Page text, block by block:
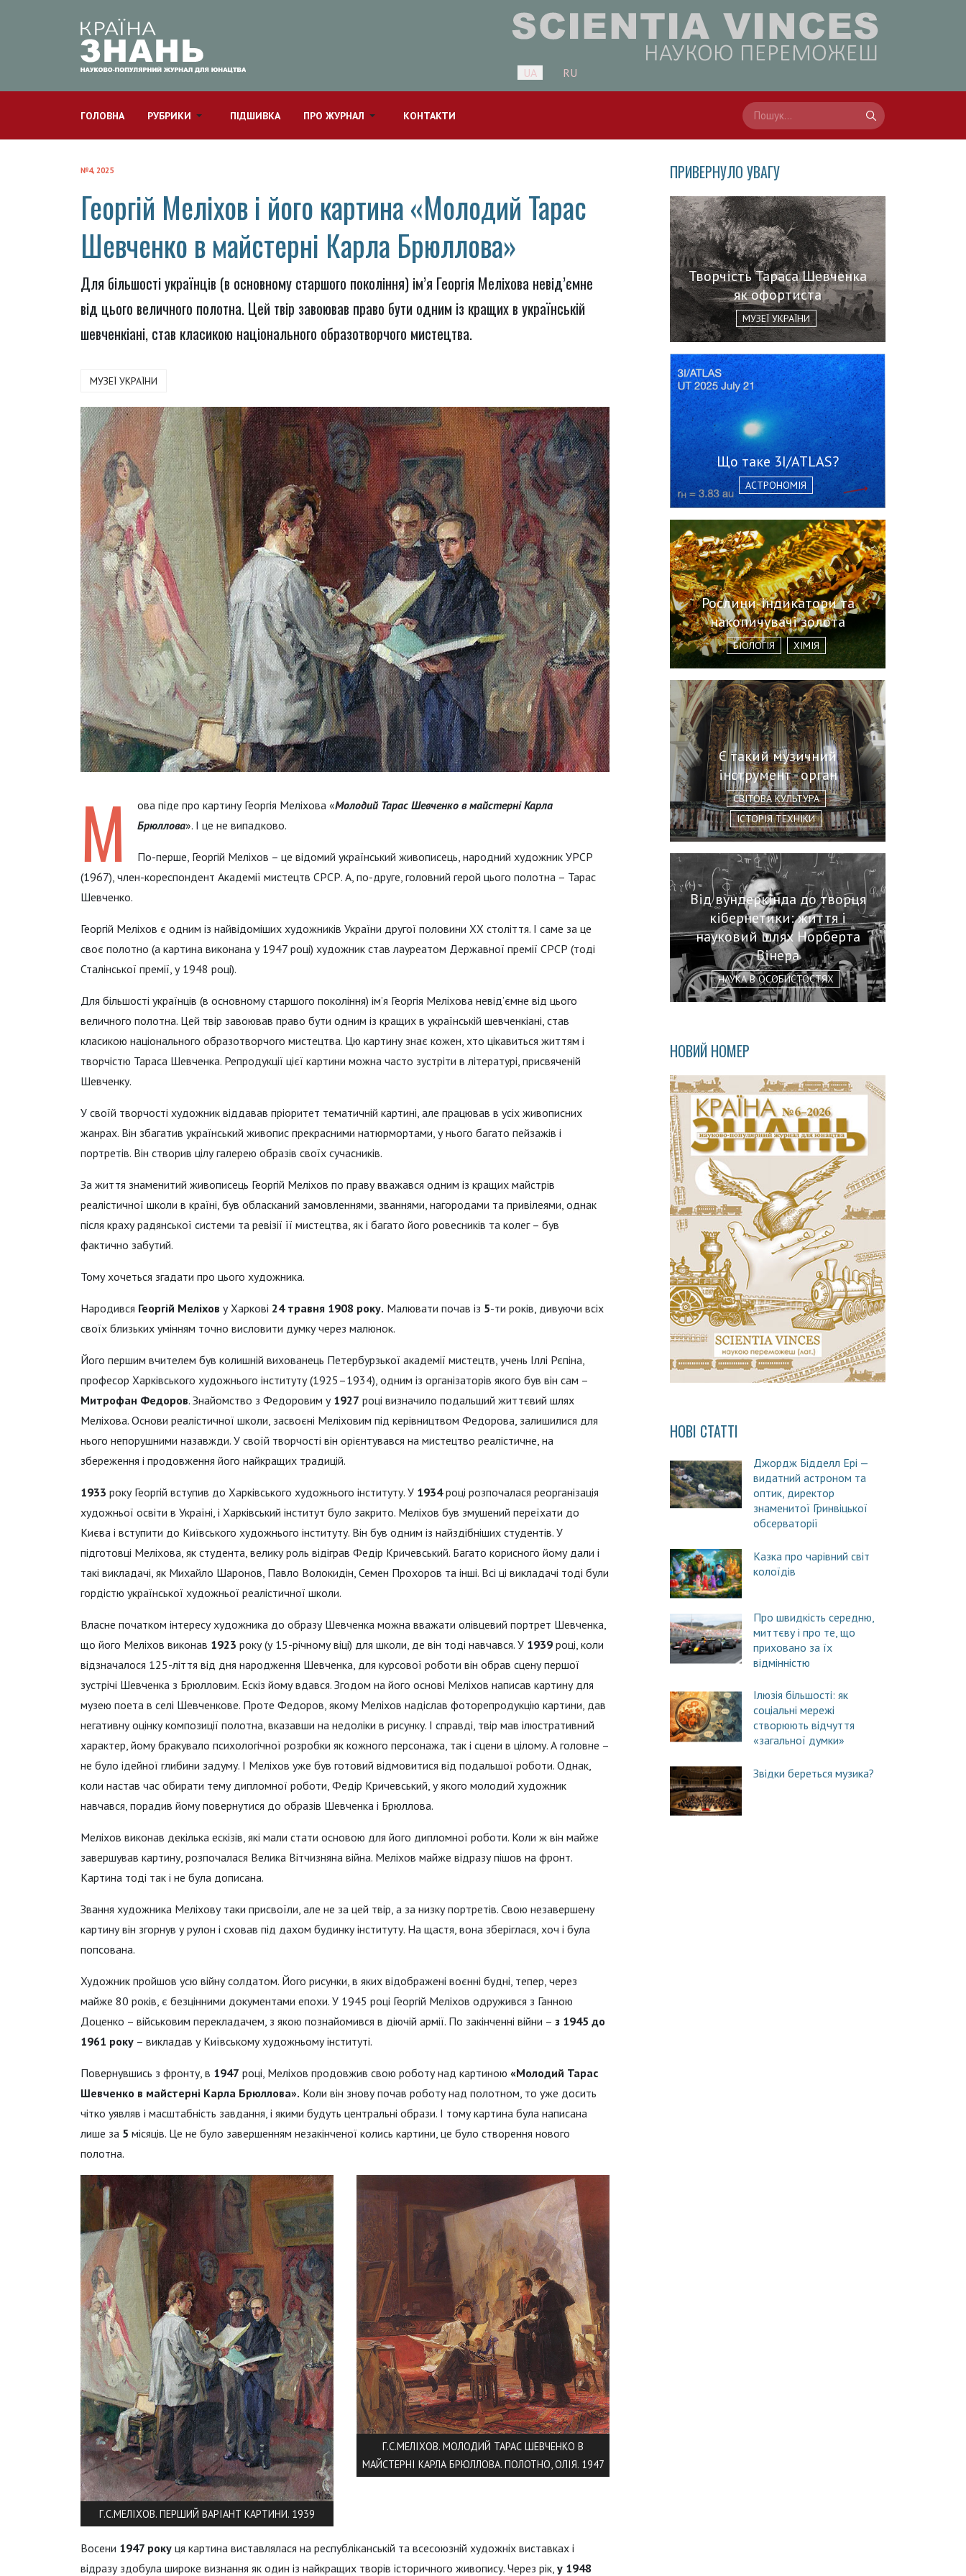
Оберіть свою мову
UA RU
ГОЛОВНА РУБРИКИ ПІДШИВКА ПРО ЖУРНАЛ КОНТАКТИ
№4, 2025
Георгій Меліхов і його картина «Молодий Тарас
Шевченко в майстерні Карла Брюллова»
Для більшості українців (в основному старшого покоління) ім’я Георгія Меліхова невід’ємне
від цього величного полотна. Цей твір завоював право бути одним із кращих в українській
шевченкіані, став класикою національного образотворчого мистецтва.
МУЗЕЇ УКРАЇНИ
М ова піде про картину Георгія Меліхова «Молодий Тарас Шевченко в майстерні Карла
Брюллова». І це не випадково.
По-перше, Георгій Меліхов – це відомий український живописець, народний художник УРСР
(1967), член-кореспондент Академії мистецтв СРСР. А, по-друге, головний герой цього полотна – Тарас
Шевченко.
Георгій Меліхов є одним із найвідоміших художників України другої половини ХХ століття. І саме за це
своє полотно (а картина виконана у 1947 році) художник став лауреатом Державної премії СРСР (тоді
Сталінської премії, у 1948 році).
Для більшості українців (в основному старшого покоління) ім’я Георгія Меліхова невід’ємне від цього
величного полотна. Цей твір завоював право бути одним із кращих в українській шевченкіані, став
класикою національного образотворчого мистецтва. Цю картину знає кожен, хто цікавиться життям і
творчістю Тараса Шевченка. Репродукції цієї картини можна часто зустріти в літературі, присвяченій
Шевченку.
У своїй творчості художник віддавав пріоритет тематичній картині, але працював в усіх живописних
жанрах. Він збагатив український живопис прекрасними натюрмортами, у нього багато пейзажів і
портретів. Він створив цілу галерею образів своїх сучасників.
За життя знаменитий живописець Георгій Меліхов по праву вважався одним із кращих майстрів
реалістичної школи в країні, був обласканий замовленнями, званнями, нагородами та привілеями, однак
після краху радянської системи та ревізії її мистецтва, як і багато його ровесників та колег – був
фактично забутий.
Тому хочеться згадати про цього художника.
Народився Георгій Меліхов у Харкові 24 травня 1908 року. Малювати почав із 5-ти років, дивуючи всіх
своїх близьких умінням точно висловити думку через малюнок.
Його першим вчителем був колишній вихованець Петербурзької академії мистецтв, учень Іллі Рєпіна,
професор Харківського художнього інституту (1925–1934), одним із організаторів якого був він сам –
Митрофан Федоров. Знайомство з Федоровим у 1927 році визначило подальший життєвий шлях
Меліхова. Основи реалістичної школи, засвоєні Меліховим під керівництвом Федорова, залишилися для
нього непорушними назавжди. У своїй творчості він орієнтувався на мистецтво реалістичне, на
збереження і продовження його найкращих традицій.
1933 року Георгій вступив до Харківського художнього інституту. У 1934році розпочалася реорганізація
художньої освіти в Україні, і Харківський інститут було закрито. Меліхов був змушений переїхати до
Києва і вступити до Київського художнього інституту. Він був одним із найздібніших студентів. У
підготовці Меліхова, як студента, велику роль відіграв Федір Кричевський. Багато корисного йому дали і
такі викладачі, як Михайло Шаронов, Павло Волокидін, Семен Прохоров та інші. Всі ці викладачі тоді були
гордістю української художньої реалістичної школи.
Власне початком інтересу художника до образу Шевченка можна вважати олівцевий портрет Шевченка,
що його Меліхов виконав 1923 року (у 15-річному віці) для школи, де він тоді навчався. У 1939 році, коли
відзначалося 125-ліття від дня народження Шевченка, для курсової роботи він обрав сцену першої
зустрічі Шевченка з Брюлловим. Ескіз йому вдався. Згодом на його основі Меліхов написав картину для
музею поета в селі Шевченкове. Проте Федоров, якому Меліхов надіслав фоторепродукцію картини, дав
негативну оцінку композиції полотна, вказавши на недоліки в рисунку. І справді, твір мав ілюстративний
характер, йому бракувало психологічної розробки як кожного персонажа, так і сцени в цілому. А головне –
не було ідейної глибини задуму. І Меліхов уже був готовий відмовитися від подальшої роботи. Однак,
коли настав час обирати тему дипломної роботи, Федір Кричевський, у якого молодий художник
навчався, порадив йому повернутися до образів Шевченка і Брюллова.
Меліхов виконав декілька ескізів, які мали стати основою для його дипломної роботи. Коли ж він майже
завершував картину, розпочалася Велика Вітчизняна війна. Меліхов майже відразу пішов на фронт.
Картина тоді так і не була дописана.
Звання художника Меліхову таки присвоїли, але не за цей твір, а за низку портретів. Свою незавершену
картину він згорнув у рулон і сховав під дахом будинку інституту. На щастя, вона зберіглася, хоч і була
попсована.
Художник пройшов усю війну солдатом. Його рисунки, в яких відображені воєнні будні, тепер, через
майже 80 років, є безцінними документами епохи. У 1945 році Георгій Меліхов одружився з Ганною
Доценко – військовим перекладачем, з якою познайомився в діючій армії. По закінченні війни – з 1945 до
1961 року – викладав у Київському художньому інституті.
Повернувшись з фронту, в 1947 році, Меліхов продовжив свою роботу над картиною «Молодий Тарас
Шевченко в майстерні Карла Брюллова». Коли він знову почав роботу над полотном, то уже досить
чітко уявляв і масштабність завдання, і якими будуть центральні образи. І тому картина була написана
лише за 5 місяців. Це не було завершенням незакінченої колись картини, це було створення нового
полотна.
Г.С.МЕЛІХОВ. ПЕРШИЙ ВАРІАНТ КАРТИНИ. 1939
Г.С.МЕЛІХОВ. МОЛОДИЙ ТАРАС ШЕВЧЕНКО В
МАЙСТЕРНІ КАРЛА БРЮЛЛОВА. ПОЛОТНО, ОЛІЯ. 1947
Восени 1947 року ця картина виставлялася на республіканській та всесоюзній художніх виставках і
відразу здобула широке визнання як один із найкращих творів історичного живопису. Через рік, у 1948
ПРИВЕРНУЛО УВАГУ
Творчість Тараса Шевченка
як офортиста
МУЗЕЇ УКРАЇНИ
Що таке 3I/ATLAS?
АСТРОНОМІЯ
Рослини-індикатори та
накопичувачі золота
БІОЛОГІЯ ХІМІЯ
Є такий музичний
інструмент - орган
СВІТОВА КУЛЬТУРА
ІСТОРІЯ ТЕХНІКИ
Від вундеркінда до творця
кібернетики: життя і
науковий шлях Норберта
Вінера
НАУКА В ОСОБИСТОСТЯХ
НОВИЙ НОМЕР
НОВІ СТАТТІ
Джордж Бідделл Ері —
видатний астроном та
оптик, директор
знаменитої Гринвіцької
обсерваторії
Казка про чарівний світ
колоїдів
Про швидкість середню,
миттєву і про те, що
приховано за їх
відмінністю
Ілюзія більшості: як
соціальні мережі
створюють відчуття
«загальної думки»
Звідки береться музика?